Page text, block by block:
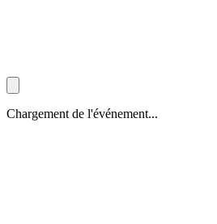
Chargement de l'événement...